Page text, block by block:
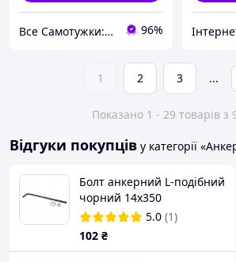
Все Самотужки: магазин елементів кріплення, товарів для саду та дому 96%
1 2 3 ...
Показано 1 - 29 товарів з
Відгуки покупців у категорії
Болт анкерний L-подібний
чорний 14x350
покрівельний5.0 (1)
102 ₴